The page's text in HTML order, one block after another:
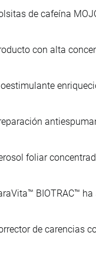
de cafeína
con alta
foliar
BIOTRAC™
de carencias